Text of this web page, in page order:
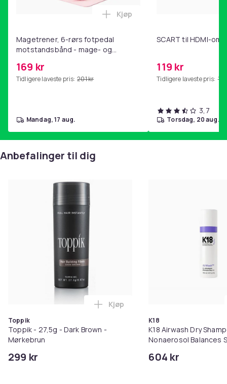
Magetrener, 6-rørs fotpedal
motstandsbånd - mage- og
hjemmegymnastikk Pink
169 kr
Tidligere laveste pris: 201 kr
Legg Magetrener, 6-rørs
Kjøp
mandag, 17 aug.
SCART til HDMI-
119 kr
Tidligere laveste pris:
3,7
torsdag, 20 aug.
Anbefalinger til dig
Toppik
Toppik - 27,5g - Dark Brown -
Mørkebrun
299 kr
Legg Toppik - 27,5g - Dark
Kjøp
K18
K18 Airwash Dry
Nonaerosol Balances
604 kr